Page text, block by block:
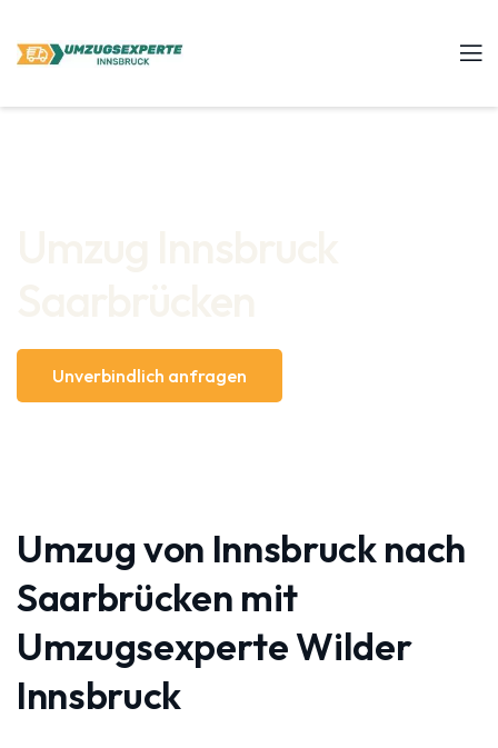
Unverbindlich anfragen
Umzug von Innsbruck nach
Saarbrücken mit
Umzugsexperte Wilder
Innsbruck